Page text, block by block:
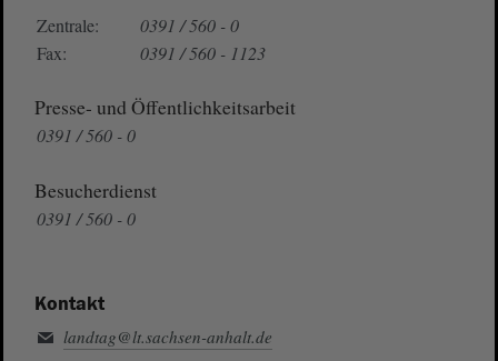
Zentrale:
0391 / 560 - 0
Fax:
0391 / 560 - 1123
Presse- und Öffentlichkeitsarbeit
0391 / 560 - 0
Besucherdienst
0391 / 560 - 0
Kontakt
landtag@lt.sachsen-anhalt.de